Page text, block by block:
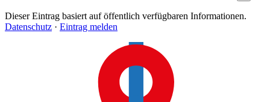
Dieser Eintrag basiert auf öffentlich verfügbaren Informationen.
Datenschutz · Eintrag melden